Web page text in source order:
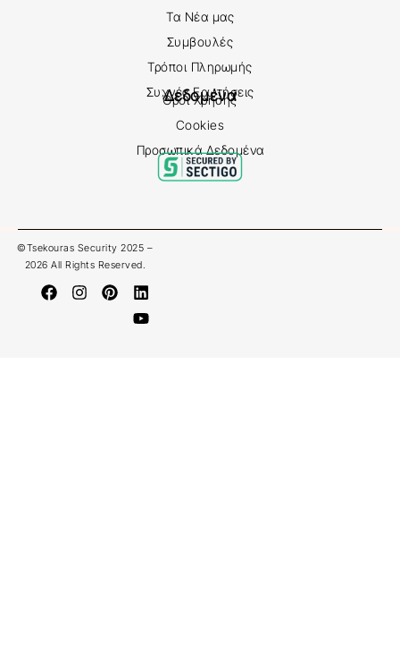
Τα Νέα μας
Συμβουλές
Τρόποι Πληρωμής
Συχνές Ερωτήσεις
Δεδομένα
Όροι Χρήσης
Cookies
Προσωπικά Δεδομένα
©Tsekouras Security 2025 –
2026 All Rights Reserved.